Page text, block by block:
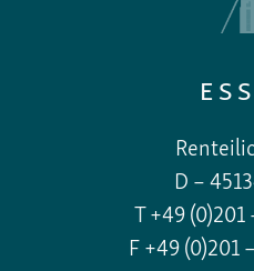
D –
T +49
F +49 (0)201